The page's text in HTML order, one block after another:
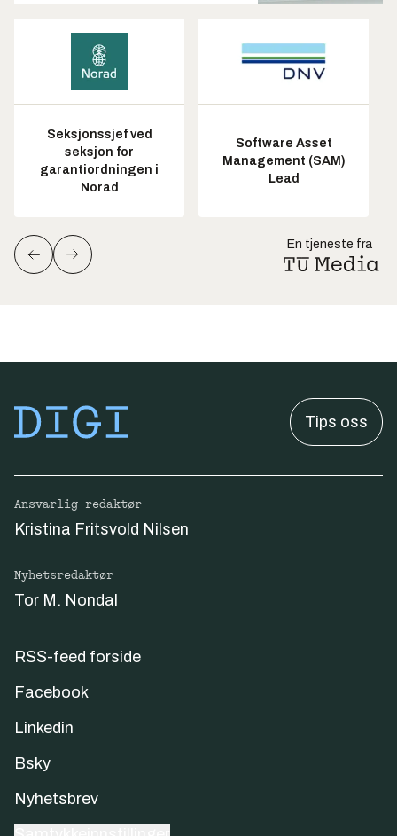
Seksjonssjef ved
seksjon for
garantiordningen i
Norad
Software Asset
Management (SAM)
Lead
En tjeneste fra
Tips oss
Ansvarlig redaktør
Kristina Fritsvold Nilsen
Nyhetsredaktør
Tor M. Nondal
RSS-feed forside
Facebook
Linkedin
Bsky
Nyhetsbrev